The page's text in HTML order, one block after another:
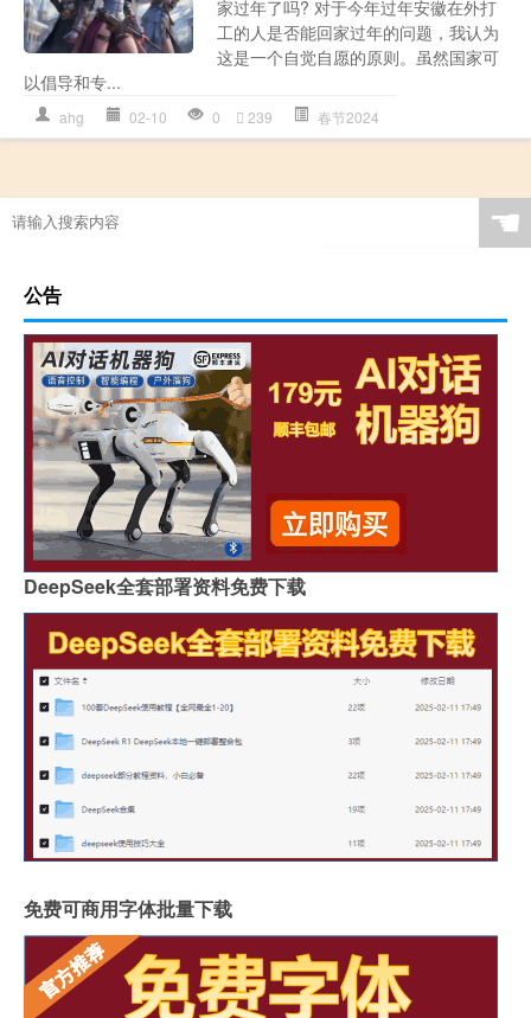
家过年了吗? 对于今年过年安徽在外打
工的人是否能回家过年的问题，我认为
这是一个自觉自愿的原则。虽然国家可
以倡导和专...
ahg 02-10 0 239 春节2024
☚
公告
DeepSeek全套部署资料免费下载
免费可商用字体批量下载